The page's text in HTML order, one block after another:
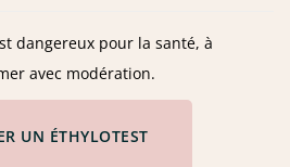
dangereux pour la santé, à
avec modération.
UN ÉTHYLOTEST